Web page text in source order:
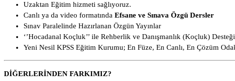
Uzaktan Eğitim hizmeti sağlıyoruz.
Canlı ya da video formatında Efsane ve Sınava Özgü Dersler
Sınav Paralelinde Hazırlanan Özgün Yayınlar
‘’Hocadanal Koçluk’’ ile Rehberlik ve Danışmanlık (Koçluk) Desteği
Yeni Nesil KPSS Eğitim Kurumu; En Füze, En Canlı, En Çözüm
DİĞERLERİNDEN FARKIMIZ?